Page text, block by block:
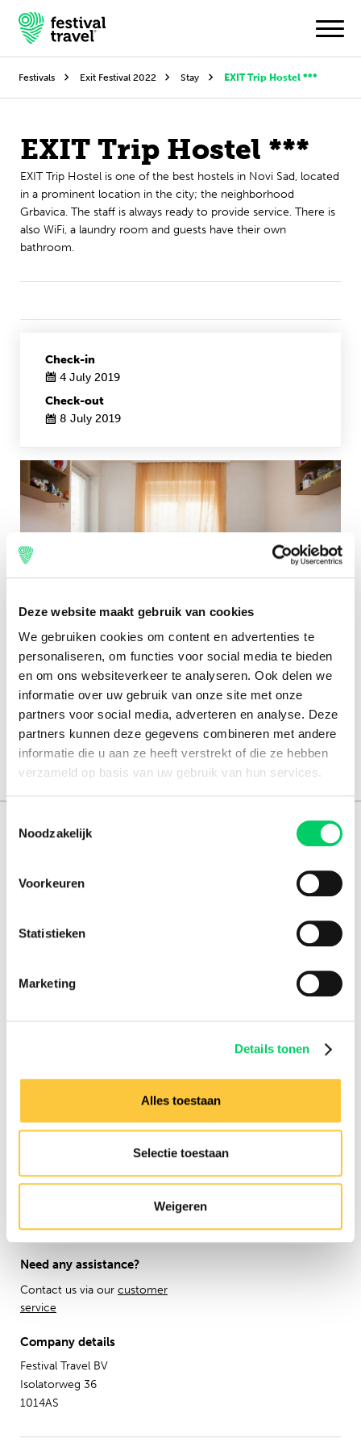
Deze website maakt gebruik van cookies
We gebruiken cookies om content en advertenties te
personaliseren, om functies voor social media te bieden
en om ons websiteverkeer te analyseren. Ook delen we
informatie over uw gebruik van onze site met onze
partners voor social media, adverteren en analyse. Deze
partners kunnen deze gegevens combineren met andere
informatie die u aan ze heeft verstrekt of die ze hebben
verzameld op basis van uw gebruik van hun services.
Noodzakelijk
Voorkeuren
Statistieken
Marketing
Details tonen
Alles toestaan
Selectie toestaan
Weigeren
Travel
Experience
Contact
English
Festivals Exit Festival 2022 Stay EXIT Trip Hostel ***
EXIT Trip Hostel ***
EXIT Trip Hostel is one of the best hostels in Novi Sad, located
in a prominent location in the city; the neighborhood
Grbavica. The staff is always ready to provide service. There is
also WiFi, a laundry room and guests have their own
bathroom.
Check-in
4 July 2019
Check-out
8 July 2019
151.000+ travellers
Festival Travel
Newsletter
Group travel
Experience
Need any assistance?
Contact us via our customer
service
Company details
Festival Travel BV
Isolatorweg 36
1014AS
Facebook